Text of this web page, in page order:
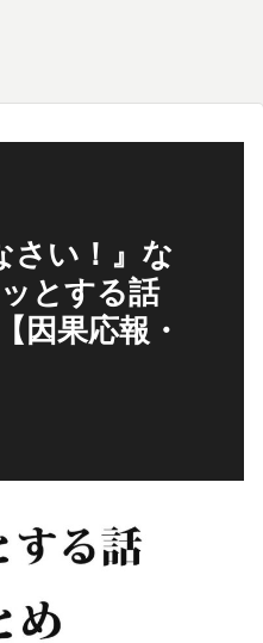
さい！』な
とする話
因果応報・